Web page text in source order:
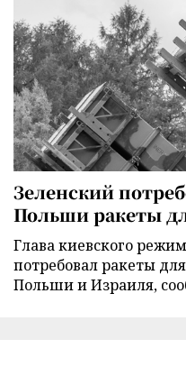
Зеленский
Польши ракеты
Глава киевского
потребовал ракеты
Польши и Израиля,